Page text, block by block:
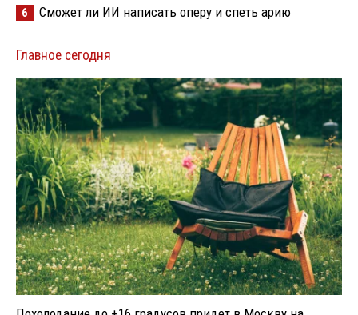
6 Сможет ли ИИ написать оперу и спеть арию
Главное сегодня